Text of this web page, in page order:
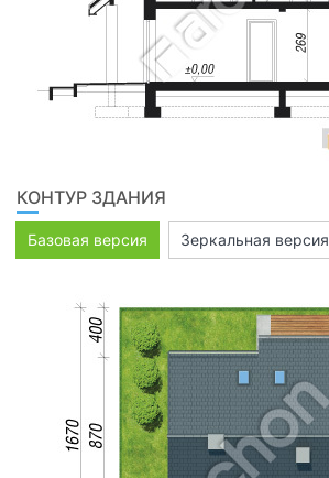
КОНТУР ЗДАНИЯ
Базовая версия Зеркальная версия